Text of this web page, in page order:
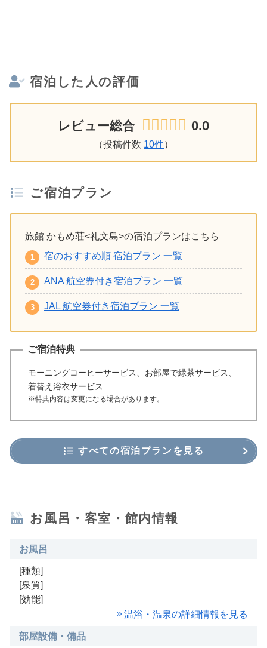
宿泊した人の評価
レビュー総合 0.0
（投稿件数 10件）
ご宿泊プラン
旅館 かもめ荘<礼文島>の宿泊プランはこちら
宿のおすすめ順 宿泊プラン 一覧
ANA 航空券付き宿泊プラン 一覧
JAL 航空券付き宿泊プラン 一覧
ご宿泊特典
モーニングコーヒーサービス、お部屋で緑茶サービス、
着替え浴衣サービス
※特典内容は変更になる場合があります。
すべての宿泊プランを見る
お風呂・客室・館内情報
お風呂
[種類]
[泉質]
[効能]
温浴・温泉の詳細情報を見る
部屋設備・備品